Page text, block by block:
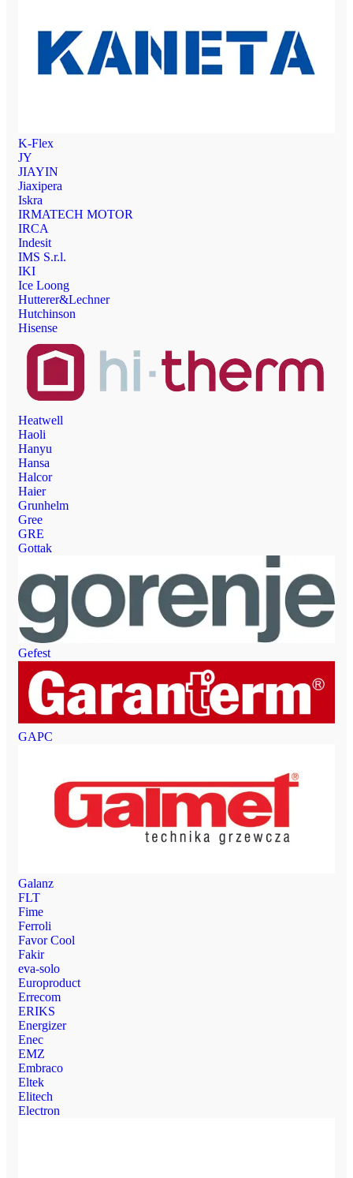
K-Flex
JY
JIAYIN
Jiaxipera
Iskra
IRMATECH MOTOR
IRCA
Indesit
IMS S.r.l.
IKI
Ice Loong
Hutterer&Lechner
Hutchinson
Hisense
Heatwell
Haoli
Hanyu
Hansa
Halcor
Haier
Grunhelm
Gree
GRE
Gottak
Gefest
GAPC
Galanz
FLT
Fime
Ferroli
Favor Cool
Fakir
eva-solo
Europroduct
Errecom
ERIKS
Energizer
Enec
EMZ
Embraco
Eltek
Elitech
Electron